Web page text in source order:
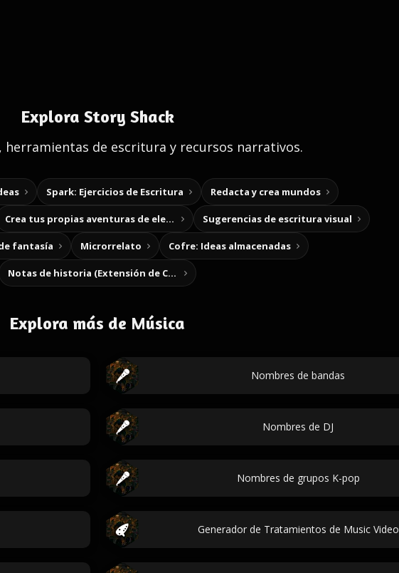
Explora Story Shack
herramientas de escritura y recursos narrativos.
Spark: Ejercicios de Escritura Redacta y crea mundos
Crea tus propias aventuras de elección Sugerencias de escritura visual
fantasía Microrrelato Cofre: Ideas almacenadas
Notas de historia (Extensión de Chrome)
Explora más de Música
Nombres de bandas
Nombres de DJ
Nombres de grupos K-pop
Generador de Tratamientos de Music Video